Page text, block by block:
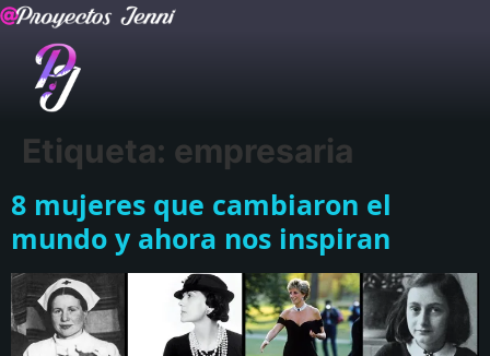
Etiqueta: empresaria
8 mujeres que cambiaron el
mundo y ahora nos inspiran